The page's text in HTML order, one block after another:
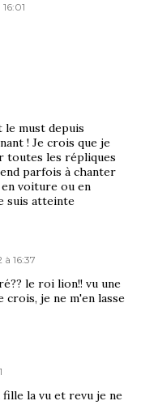
le must depuis
! Je crois que je
toutes les répliques
parfois à chanter
voiture ou en
suis atteinte
à 16:37
le roi lion!! vu une
crois, je ne m'en lasse
la vu et revu je ne